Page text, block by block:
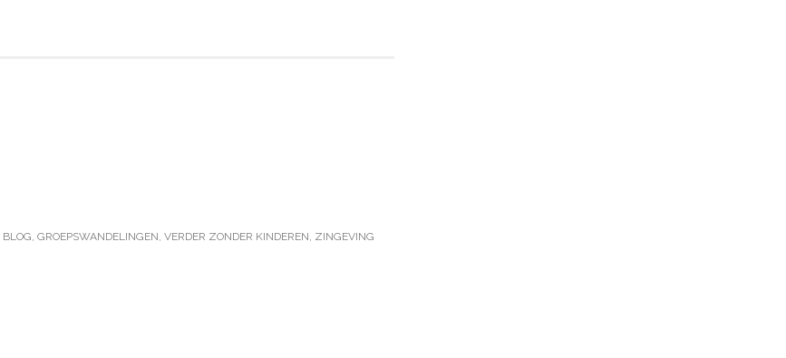
BLOG GROEPSWANDELINGEN VERDER ZONDER KINDEREN ZINGEVING